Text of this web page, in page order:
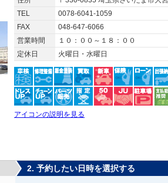
TEL
0078-6041-1059
FAX
048-647-6066
営業時間
１０：００～１８：００
定休日
火曜日・水曜日
アイコンの説明を見る
2. 予約したい日時を選択する